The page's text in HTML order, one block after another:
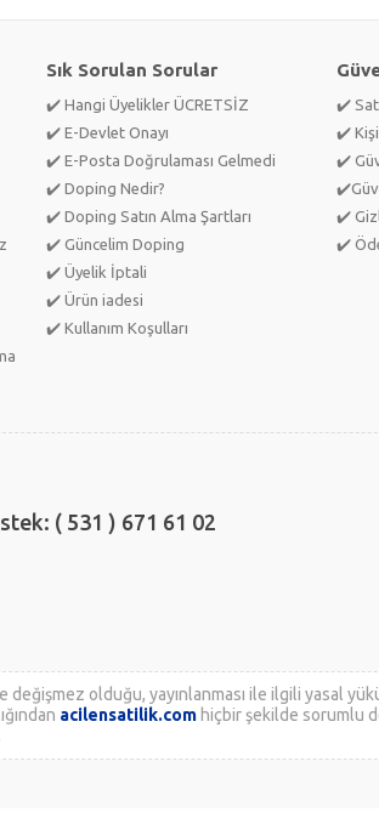
Sık Sorulan Sorular
✔️ Hangi Üyelikler ÜCRETSİZ
✔️ E-Devlet Onayı
✔️ E-Posta Doğrulaması Gelmedi
✔️ Doping Nedir?
✔️ Doping Satın Alma Şartları
✔️ Güncelim Doping
✔️ Üyelik İptali
✔️ Ürün iadesi
✔️ Kullanım Koşulları
✔️
✔️
✔️
✔️
✔️
( 531 ) 671 61 02
olduğu, yayınlanması ile ilgili yasal
acilensatilik.comhiçbir şekilde sorumlu